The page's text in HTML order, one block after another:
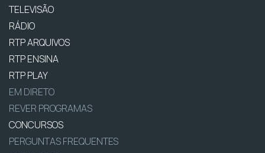
TELEVISÃO
RÁDIO
RTP ARQUIVOS
RTP ENSINA
RTP PLAY
EM DIRETO
REVER PROGRAMAS
CONCURSOS
PERGUNTAS FREQUENTES